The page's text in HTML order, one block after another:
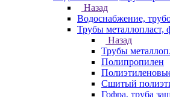
Назад
Водоснабжение,
Трубы металлопласт,
Назад
Трубы
Полипропилен
Сшитый
Гофра, труба